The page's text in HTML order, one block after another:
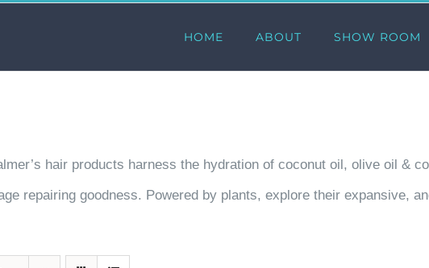
HOME ABOUT SHOW ROOM
hair products harness the hydration of coconut oil, olive oil &
repairing goodness. Powered by plants, explore their expansive,